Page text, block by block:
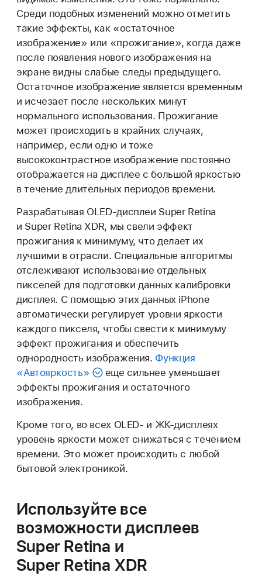
Среди подобных изменений можно отметить
такие эффекты, как «остаточное
изображение» или «прожигание», когда даже
после появления нового изображения на
экране видны слабые следы предыдущего.
Остаточное изображение является временным
и исчезает после нескольких минут
нормального использования. Прожигание
может происходить в крайних случаях,
например, если одно и тоже
высококонтрастное изображение постоянно
отображается на дисплее с большой яркостью
в течение длительных периодов времени.
Разрабатывая OLED-дисплеи Super Retina
и Super Retina XDR, мы свели эффект
прожигания к минимуму, что делает их
лучшими в отрасли. Специальные алгоритмы
отслеживают использование отдельных
пикселей для подготовки данных калибровки
дисплея. С помощью этих данных iPhone
автоматически регулирует уровни яркости
каждого пикселя, чтобы свести к минимуму
эффект прожигания и обеспечить
однородность изображения. Функция
«Автояркость»
еще сильнее уменьшает
эффекты прожигания и остаточного
изображения.
Кроме того, во всех OLED- и ЖК-дисплеях
уровень яркости может снижаться с течением
времени. Это может происходить с любой
бытовой электроникой.
Используйте все
возможности дисплеев
Super Retina и
Super Retina XDR